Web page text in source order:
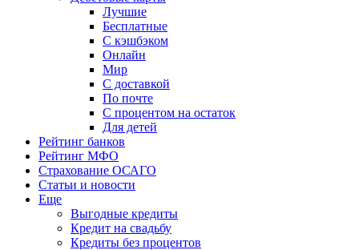
Лучшие
Бесплатные
С кэшбэком
Онлайн
Мир
С доставкой
По почте
С процентом на остаток
Для детей
Рейтинг банков
Рейтинг МФО
Страхование ОСАГО
Статьи и новости
Еще
Выгодные кредиты
Кредит на свадьбу
Кредиты без процентов